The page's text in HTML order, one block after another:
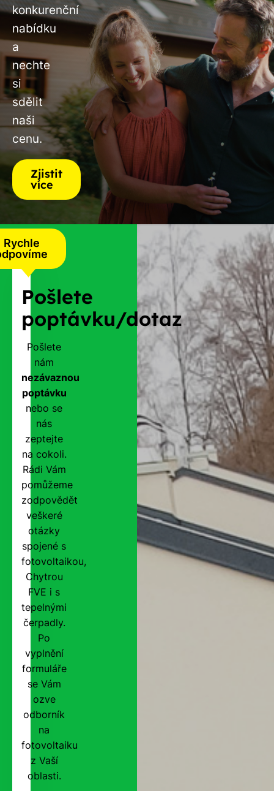
konkurenční
nabídku
a
nechte
si
sdělit
naši
cenu.
Zjistit
více
Rychle
Pošlete
poptávku/dotaz
Pošlete
nám
nezávaznou
poptávku
nebo se
nás
zeptejte
na cokoli.
Rádi Vám
pomůžeme
zodpovědět
veškeré
otázky
spojené s
fotovoltaikou,
Chytrou
FVE i s
tepelnými
čerpadly.
Po
vyplnění
formuláře
se Vám
ozve
odborník
na
fotovoltaiku
z Vaší
oblasti.